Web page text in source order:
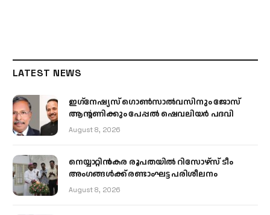
LATEST NEWS
ഇഗ്‌നേഷ്യസ് ഗൊൺസാൽവസിനും ജോസ്
ആന്റണിക്കും പേപ്പൽ ഷെവലിയർ പദവി
August 8, 2026
നെയ്യാറ്റിൻകര രൂപതയിൽ റിസോഴ്സ് ടീം
അംഗങ്ങൾക്ക് രണ്ടാംഘട്ട പരിശീലനം
August 8, 2026